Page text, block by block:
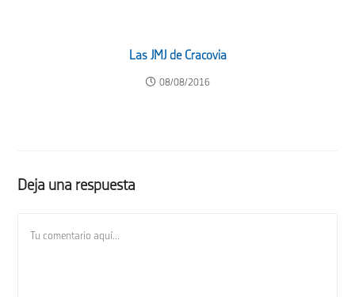
Las JMJ de Cracovia
08/08/2016
Deja una respuesta